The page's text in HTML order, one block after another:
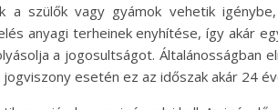
a szülők vagy gyámok vehetik
anyagi terheinek enyhítése, így akár
a jogosultságot. Általánosságban
esetén ez az időszak akár 24